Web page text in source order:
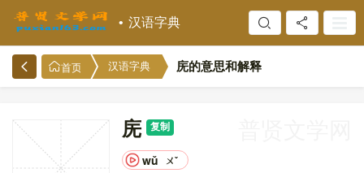
汉语字典
首页 汉语字典 庑的意思和解释
庑 复制
wǔ ㄨˇ